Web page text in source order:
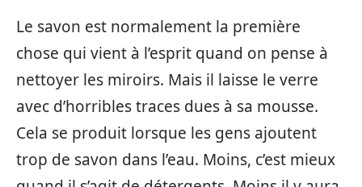
Le savon est normalement la première
chose qui vient à l’esprit quand on pense à
nettoyer les miroirs. Mais il laisse le verre
avec d’horribles traces dues à sa mousse.
Cela se produit lorsque les gens ajoutent
trop de savon dans l’eau. Moins, c’est mieux